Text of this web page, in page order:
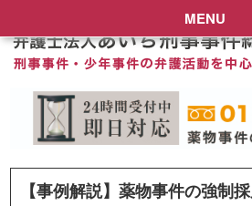
MENU
【事例解説】薬物事件の強制